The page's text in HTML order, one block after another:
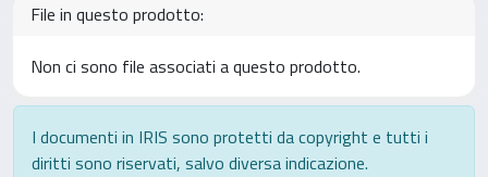
File in questo prodotto:
Non ci sono file associati a questo prodotto.
I documenti in IRIS sono protetti da copyright e tutti i
diritti sono riservati, salvo diversa indicazione.